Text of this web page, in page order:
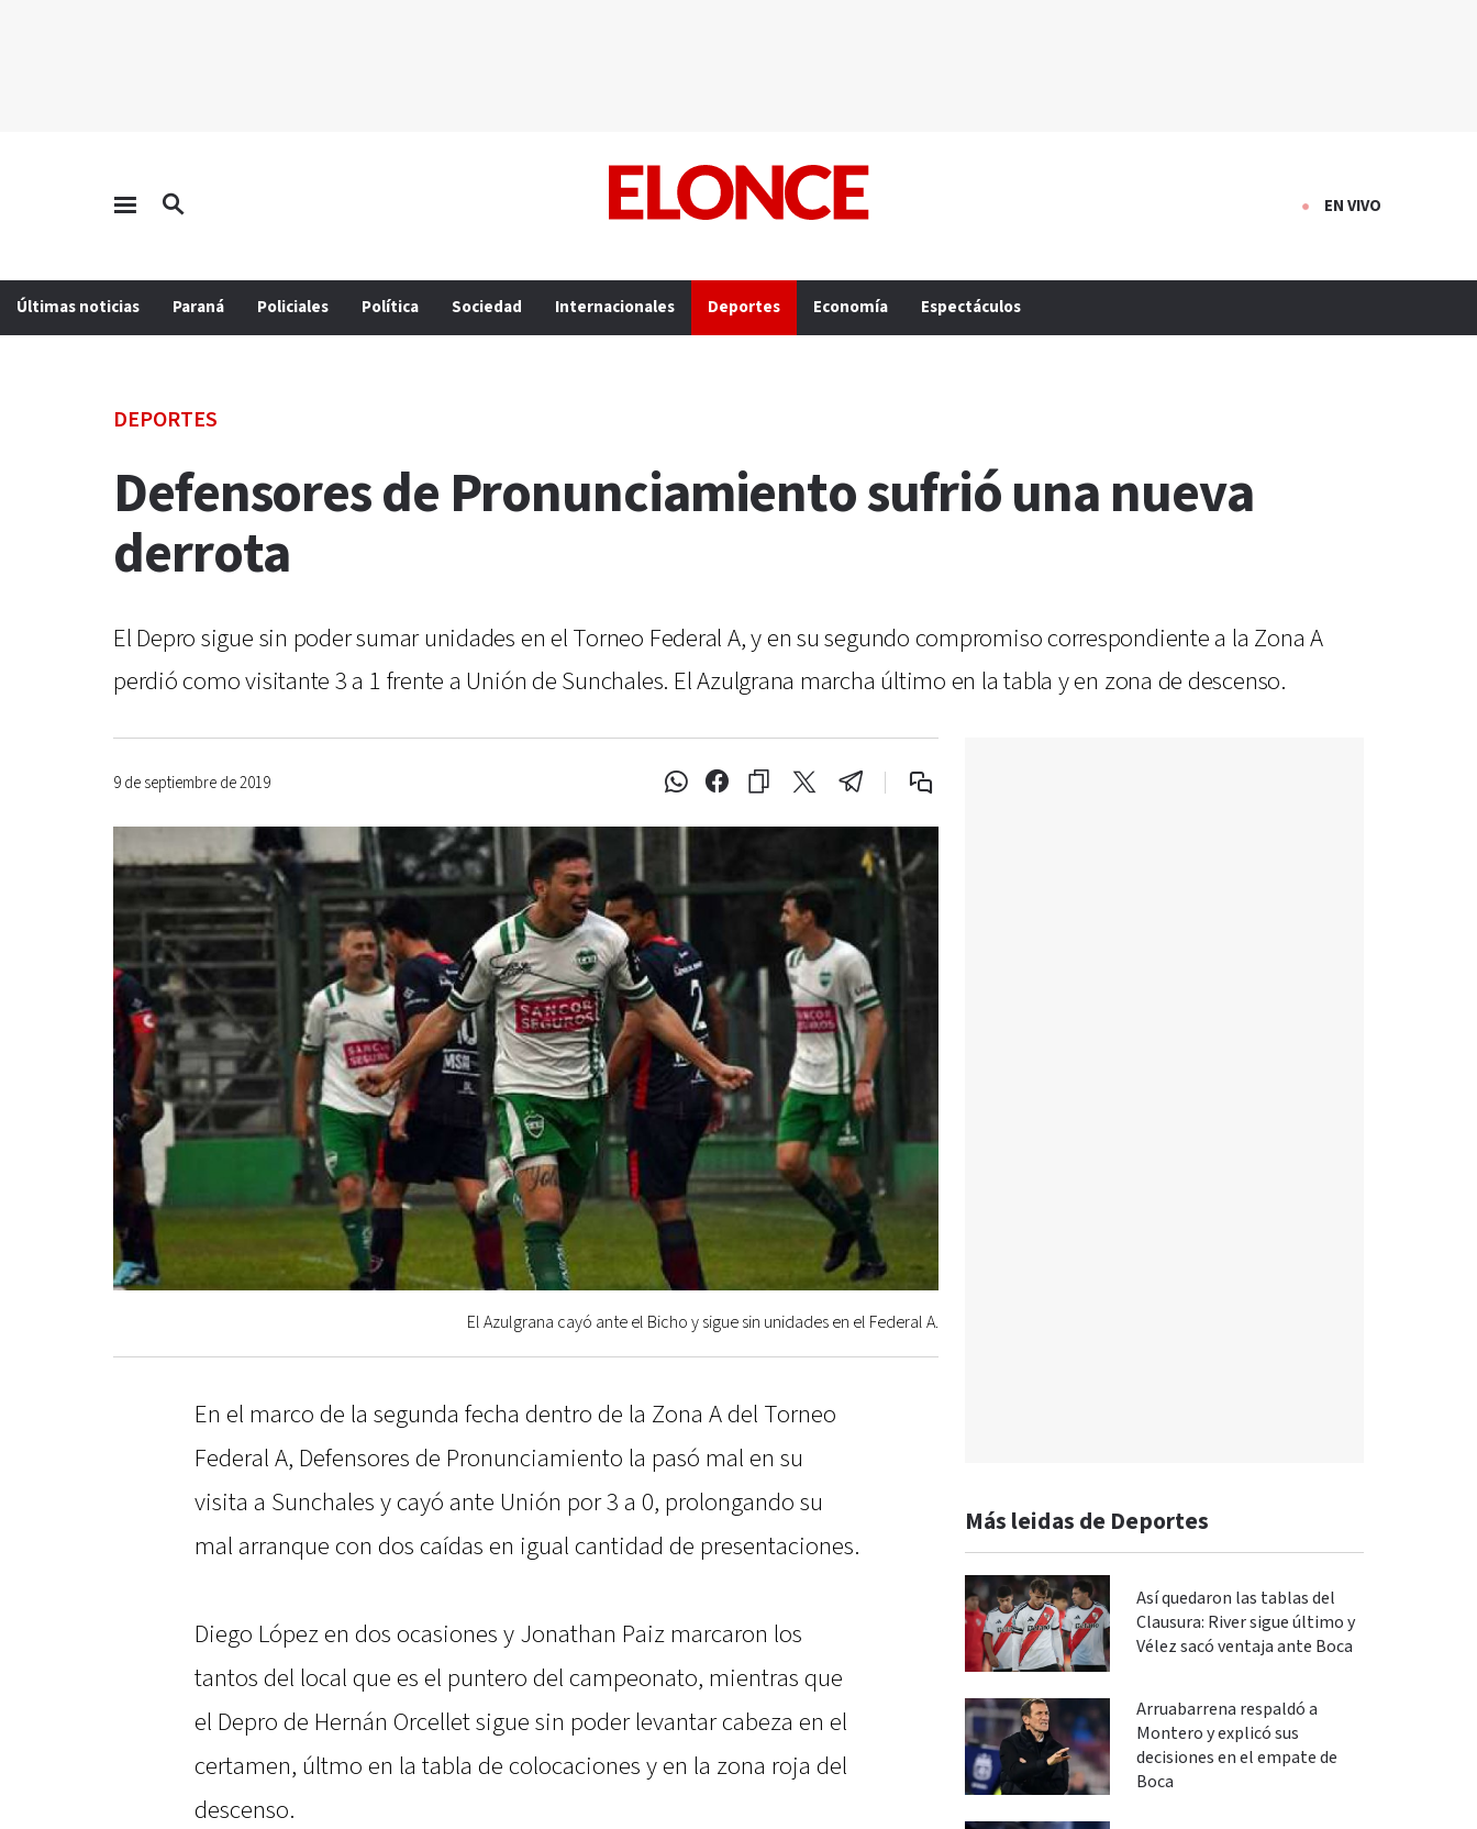
EN VIVO
Últimas noticias Paraná Policiales Política Sociedad Internacionales Deportes Economía Espectáculos
DEPORTES
Defensores de Pronunciamiento sufrió una nueva
derrota
El Depro sigue sin poder sumar unidades en el Torneo Federal A, y en su segundo compromiso correspondiente a la Zona A
perdió como visitante 3 a 1 frente a Unión de Sunchales. El Azulgrana marcha último en la tabla y en zona de descenso.
9 de septiembre de 2019
El Azulgrana cayó ante el Bicho y sigue sin unidades en el Federal A.
En el marco de la segunda fecha dentro de la Zona A del Torneo
Federal A, Defensores de Pronunciamiento la pasó mal en su
visita a Sunchales y cayó ante Unión por 3 a 0, prolongando su
mal arranque con dos caídas en igual cantidad de presentaciones.
Diego López en dos ocasiones y Jonathan Paiz marcaron los
tantos del local que es el puntero del campeonato, mientras que
el Depro de Hernán Orcellet sigue sin poder levantar cabeza en el
certamen, últmo en la tabla de colocaciones y en la zona roja del
descenso.
Más leidas de Deportes
Así quedaron las tablas del
Clausura: River sigue último y
Vélez sacó ventaja ante Boca
Arruabarrena respaldó a
Montero y explicó sus
decisiones en el empate de
Boca